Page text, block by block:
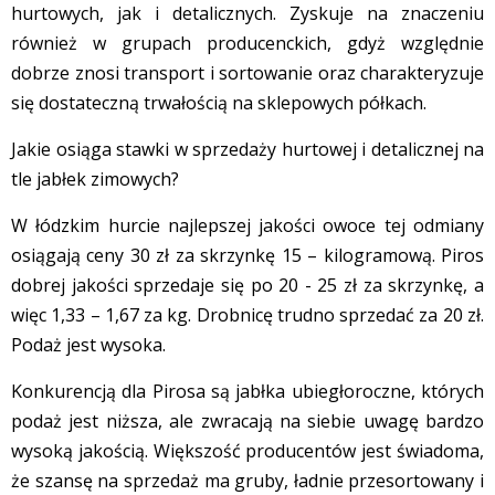
hurtowych, jak i detalicznych. Zyskuje na znaczeniu
również w grupach producenckich, gdyż względnie
dobrze znosi transport i sortowanie oraz charakteryzuje
się dostateczną trwałością na sklepowych półkach.
Jakie osiąga stawki w sprzedaży hurtowej i detalicznej na
tle jabłek zimowych?
W łódzkim hurcie najlepszej jakości owoce tej odmiany
osiągają ceny 30 zł za skrzynkę 15 – kilogramową. Piros
dobrej jakości sprzedaje się po 20 - 25 zł za skrzynkę, a
więc 1,33 – 1,67 za kg. Drobnicę trudno sprzedać za 20 zł.
Podaż jest wysoka.
Konkurencją dla Pirosa są jabłka ubiegłoroczne, których
podaż jest niższa, ale zwracają na siebie uwagę bardzo
wysoką jakością. Większość producentów jest świadoma,
że szansę na sprzedaż ma gruby, ładnie przesortowany i